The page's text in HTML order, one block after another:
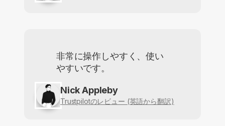
非常に操作しやすく、使い
やすいです。
Nick Appleby
Trustpilotのレビュー (英語から翻訳)